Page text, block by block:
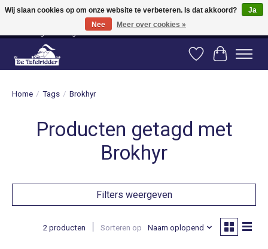
Vanaf 80 euro gratis verzending binnen Nederland! Vanaf 100 euro gratis
verzending naar België en Duitsland!
Verlanglijst
Home / Tags / Brokhyr
Producten getagd met
Brokhyr
Filters weergeven
2 producten Sorteren op Naam oplopend
Wij slaan cookies op om onze website te verbeteren. Is dat akkoord?
Ja
Nee
Meer over cookies »